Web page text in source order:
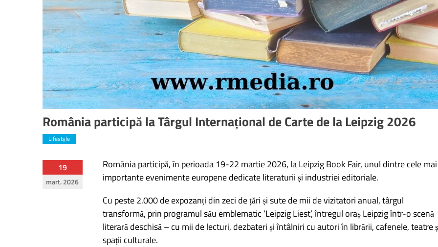
România participă la Târgul Internațional de Carte de la Leipzig 2026
Lifestyle
19
mart. 2026
România participă, în perioada 19-22 martie 2026, la Leipzig Book Fair, unul dintre cele mai
importante evenimente europene dedicate literaturii și industriei editoriale.
Cu peste 2.000 de expozanți din zeci de țări și sute de mii de vizitatori anual, târgul
transformă, prin programul său emblematic ‘Leipzig Liest’, întregul oraș Leipzig într-o scenă
literară deschisă – cu mii de lecturi, dezbateri și întâlniri cu autori în librării, cafenele, teatre
spații culturale.
Navigare
în